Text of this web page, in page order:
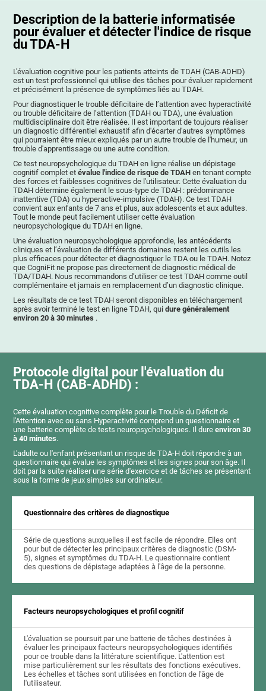
Description de la batterie informatisée
pour évaluer et détecter l'indice de risque
du TDA-H
L'évaluation cognitive pour les patients atteints de TDAH (СAB-ADHD)
est un test professionnel qui utilise des tâches pour évaluer rapidement
et précisément la présence de symptômes liés au TDAH.
Pour diagnostiquer le trouble déficitaire de l’attention avec hyperactivité
ou trouble déficitaire de l’attention (TDAH ou TDA), une évaluation
multidisciplinaire doit être réalisée. Il est important de toujours réaliser
un diagnostic différentiel exhaustif afin d'écarter d'autres symptômes
qui pourraient être mieux expliqués par un autre trouble de l'humeur, un
trouble d'apprentissage ou une autre condition.
Ce test neuropsychologique du TDAH en ligne réalise un dépistage
cognitif complet etévalue l'indice de risque de TDAH en tenant compte
des forces et faiblesses cognitives de l'utilisateur. Cette évaluation du
TDAH détermine également le sous-type de TDAH : prédominance
inattentive (TDA) ou hyperactive-impulsive (TDAH). Ce test TDAH
convient aux enfants de 7 ans et plus, aux adolescents et aux adultes.
Tout le monde peut facilement utiliser cette évaluation
neuropsychologique du TDAH en ligne.
Une évaluation neuropsychologique approfondie, les antécédents
cliniques et l’évaluation de différents domaines restent les outils les
plus efficaces pour détecter et diagnostiquer le TDA ou le TDAH. Notez
que CogniFit ne propose pas directement de diagnostic médical de
TDA/TDAH. Nous recommandons d’utiliser ce test TDAH comme outil
complémentaire et jamais en remplacement d’un diagnostic clinique.
Les résultats de ce test TDAH seront disponibles en téléchargement
après avoir terminé le test en ligne TDAH, quidure généralement
environ 20 à 30 minutes .
Protocole digital pour l'évaluation du
TDA-H (CAB-ADHD) :
Cette évaluation cognitive complète pour le Trouble du Déficit de
l'Attention avec ou sans Hyperactivité comprend un questionnaire et
une batterie complète de tests neuropsychologiques. Il dureenviron 30
à 40 minutes.
L'adulte ou l'enfant présentant un risque de TDA-H doit répondre à un
questionnaire qui évalue les symptômes et les signes pour son âge. Il
doit par la suite réaliser une série d'exercice et de tâches se présentant
sous la forme de jeux simples sur ordinateur.
Questionnaire des critères de diagnostique
Série de questions auxquelles il est facile de répondre. Elles ont
pour but de détecter les principaux critères de diagnostic (DSM-
5), signes et symptômes du TDA-H. Le questionnaire contient
des questions de dépistage adaptées à l'âge de la personne.
Facteurs neuropsychologiques et profil cognitif
L'évaluation se poursuit par une batterie de tâches destinées à
évaluer les principaux facteurs neuropsychologiques identifiés
pour ce trouble dans la littérature scientifique. L'attention est
mise particulièrement sur les résultats des fonctions exécutives.
Les échelles et tâches sont utilisées en fonction de l'âge de
l'utilisateur.